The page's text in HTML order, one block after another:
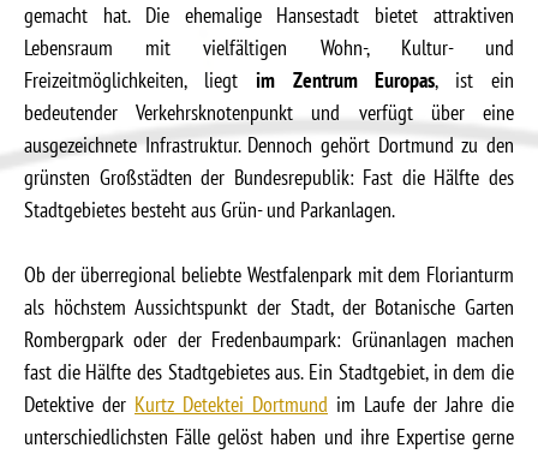
gemacht hat. Die ehemalige Hansestadt bietet attraktiven
Lebensraum mit vielfältigen Wohn-, Kultur- und
Freizeitmöglichkeiten, liegt im Zentrum Europas, ist ein
bedeutender Verkehrsknotenpunkt und verfügt über eine
ausgezeichnete Infrastruktur. Dennoch gehört Dortmund zu den
grünsten Großstädten der Bundesrepublik: Fast die Hälfte des
Stadtgebietes besteht aus Grün- und Parkanlagen.
Ob der überregional beliebte Westfalenpark mit dem Florianturm
als höchstem Aussichtspunkt der Stadt, der Botanische Garten
Rombergpark oder der Fredenbaumpark: Grünanlagen machen
fast die Hälfte des Stadtgebietes aus. Ein Stadtgebiet, in dem die
Detektive der Kurtz Detektei Dortmund im Laufe der Jahre die
unterschiedlichsten Fälle gelöst haben und ihre Expertise gerne